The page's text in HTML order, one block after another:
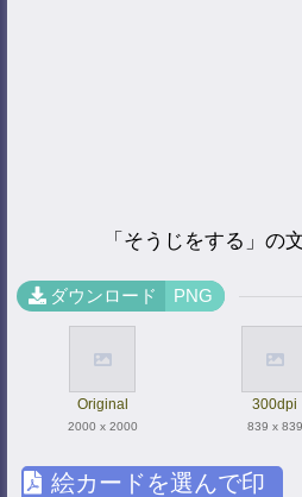
「そうじをする」の
ダウンロード PNG
Original
2000 x 2000
300dpi
839 x 839
絵カードを選んで印